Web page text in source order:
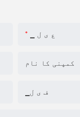
▁ ع ی ل
کمپنی کا نام
▁ف ی ل